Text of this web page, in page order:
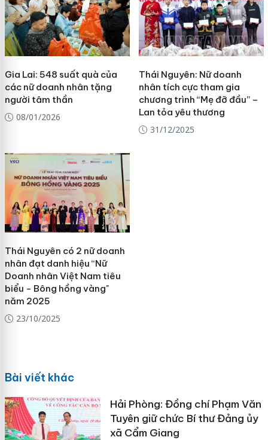
Gia Lai: 548 suất quà của
các nữ doanh nhân tặng
người tâm thần
08/01/2026
Thái Nguyên: Nữ doanh
nhân tích cực tham gia
chương trình “Mẹ đỡ đầu” –
Lan tỏa yêu thương
31/12/2025
Thái Nguyên có 2 nữ doanh
nhân đạt danh hiệu “Nữ
Doanh nhân Việt Nam tiêu
biểu - Bông hồng vàng"
năm 2025
23/10/2025
Bài viết khác
Hải Phòng: Đồng chí Phạm Văn
Tuyên giữ chức Bí thư Đảng ủy
xã Cẩm Giang